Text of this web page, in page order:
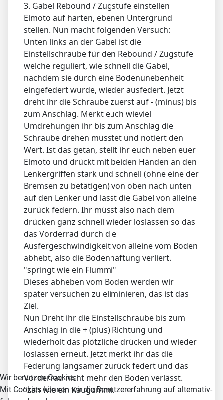
3. Gabel Rebound / Zugstufe einstellen
Elmoto auf harten, ebenen Untergrund
stellen. Nun macht folgenden Versuch:
Unten links an der Gabel ist die
Einstellschraube für den Rebound / Zugstufe
welche reguliert, wie schnell die Gabel,
nachdem sie durch eine Bodenunebenheit
eingefedert wurde, wieder ausfedert. Jetzt
dreht ihr die Schraube zuerst auf - (minus) bis
zum Anschlag. Merkt euch wieviel
Umdrehungen ihr bis zum Anschlag die
Schraube drehen musstet und notiert den
Wert. Ist das getan, stellt ihr euch neben euer
Elmoto und drückt mit beiden Händen an den
Lenkergriffen stark und schnell (ohne eine der
Bremsen zu betätigen) von oben nach unten
auf den Lenker und lasst die Gabel von alleine
zurück federn. Ihr müsst also nach dem
drücken ganz schnell wieder loslassen so das
das Vorderrad durch die
Ausfergeschwindigkeit von alleine vom Boden
abhebt, also die Bodenhaftung verliert.
"springt wie ein Flummi"
Dieses abheben vom Boden werden wir
später versuchen zu eliminieren, das ist das
Ziel.
Nun Dreht ihr die Einstellschraube bis zum
Anschlag in die + (plus) Richtung und
wiederholt das plötzliche drücken und wieder
loslassen erneut. Jetzt merkt ihr das die
Federung langsamer zurück federt und das
Vorderrad nicht mehr den Boden verlässt.
"zäh wie ein Kaugummi.
Wir benutzen Cookies
Mit Cookies können wir die Benutzererfahrung auf alternativ-